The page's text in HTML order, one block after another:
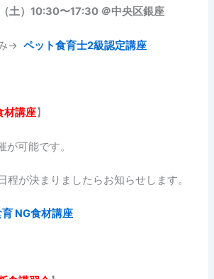
土）10:30〜17:30 ＠中央区銀座
み→ペット食育士2級認定講座
材講座】
が可能です。
程が決まりましたらお知らせします。
NG食材講座